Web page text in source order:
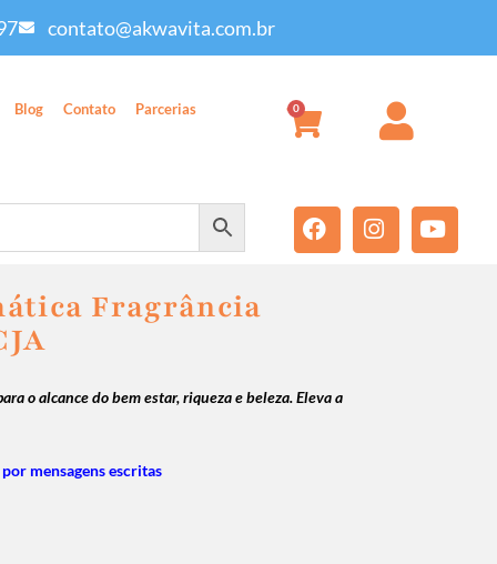
contato@akwavita.com.br
Blog Contato Parcerias 0
Fragrância
o alcance do bem estar, riqueza e beleza. Eleva a
mensagens escritas